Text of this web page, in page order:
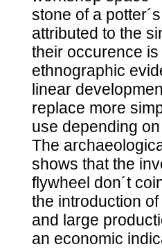
stone of a
attributed to the
their occurence
ethnographic
linear
replace more
use depending
The
shows that the
flywheel don´t
the introduction
and large
an economic